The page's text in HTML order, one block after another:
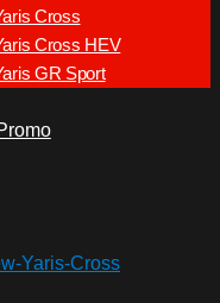
Cross
Cross HEV
GR Sport